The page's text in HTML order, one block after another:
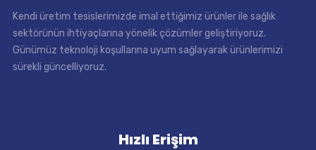
Kendi üretim tesislerimizde imal ettiğimiz ürünler ile sağlık
sektörünün ihtiyaçlarına yönelik çözümler geliştiriyoruz.
Günümüz teknoloji koşullarına uyum sağlayarak ürünlerimizi
sürekli güncelliyoruz.
Hızlı Erişim